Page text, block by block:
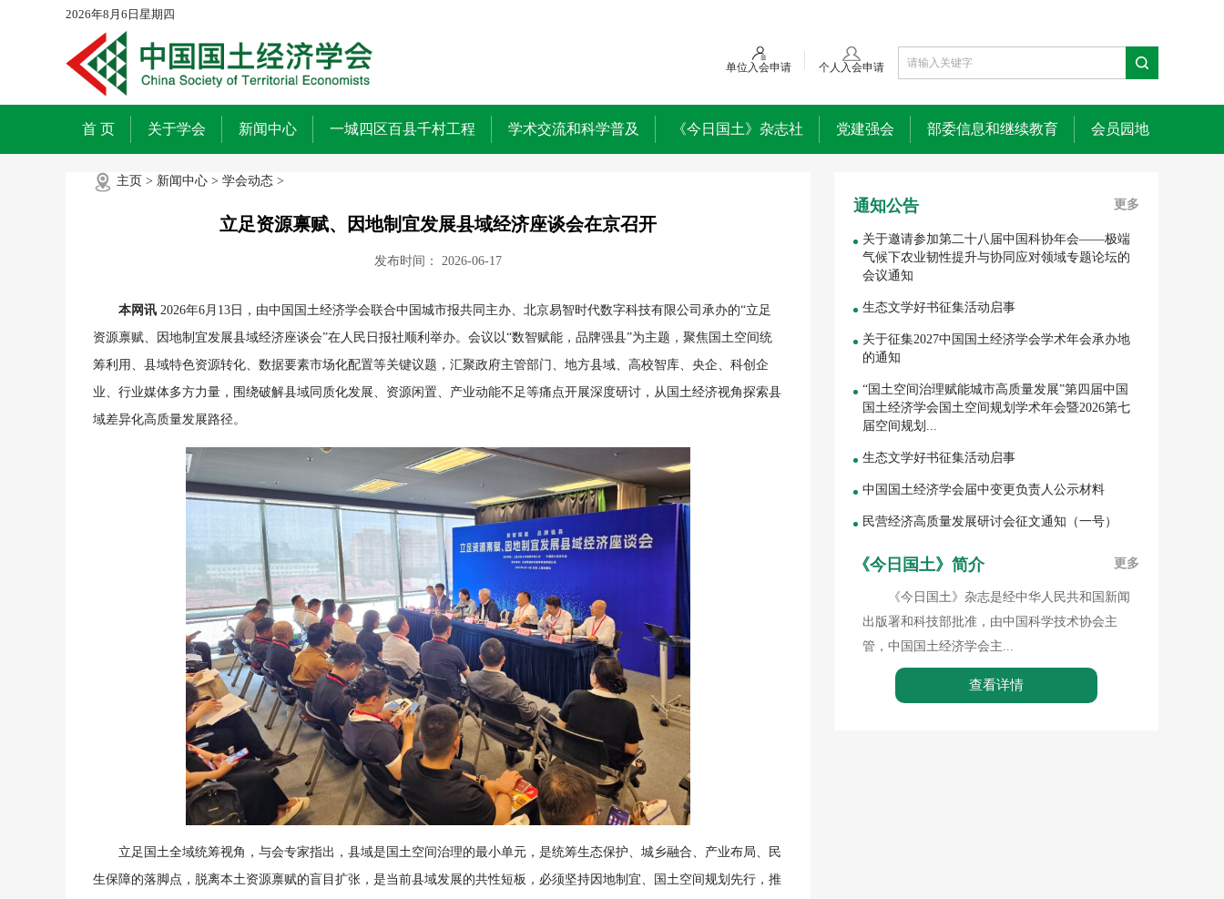
2026年8月6日星期四
单位入会申请 个人入会申请
首 页 关于学会 新闻中心 一城四区百县千村工程 学术交流和科学普及 《今日国土》杂志社 党建强会 部委信息和继续教育 会员园地
主页 > 新闻中心 > 学会动态 >
立足资源禀赋、因地制宜发展县域经济座谈会在京召开
发布时间： 2026-06-17
本网讯 2026年6月13日，由中国国土经济学会联合中国城市报共同主办、北京易智时代数字科技有限公司承办的“立足
资源禀赋、因地制宜发展县域经济座谈会”在人民日报社顺利举办。会议以“数智赋能，品牌强县”为主题，聚焦国土空间统
筹利用、县域特色资源转化、数据要素市场化配置等关键议题，汇聚政府主管部门、地方县域、高校智库、央企、科创企
业、行业媒体多方力量，围绕破解县域同质化发展、资源闲置、产业动能不足等痛点开展深度研讨，从国土经济视角探索县
域差异化高质量发展路径。
立足国土全域统筹视角，与会专家指出，县域是国土空间治理的最小单元，是统筹生态保护、城乡融合、产业布局、民
生保障的落脚点，脱离本土资源禀赋的盲目扩张，是当前县域发展的共性短板，必须坚持因地制宜、国土空间规划先行，推
通知公告 更多
关于邀请参加第二十八届中国科协年会——极端
气候下农业韧性提升与协同应对领域专题论坛的
会议通知
生态文学好书征集活动启事
关于征集2027中国国土经济学会学术年会承办地
的通知
“国土空间治理赋能城市高质量发展”第四届中国
国土经济学会国土空间规划学术年会暨2026第七
届空间规划...
生态文学好书征集活动启事
中国国土经济学会届中变更负责人公示材料
民营经济高质量发展研讨会征文通知（一号）
《今日国土》简介 更多
《今日国土》杂志是经中华人民共和国新闻
出版署和科技部批准，由中国科学技术协会主
管，中国国土经济学会主...
查看详情